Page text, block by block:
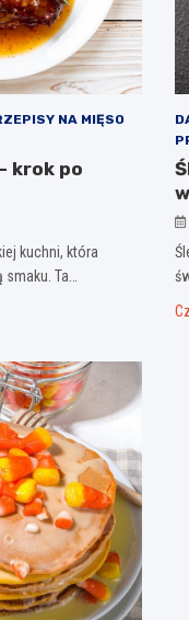
NA MIĘSO
krok po
kuchni, która
Ta…